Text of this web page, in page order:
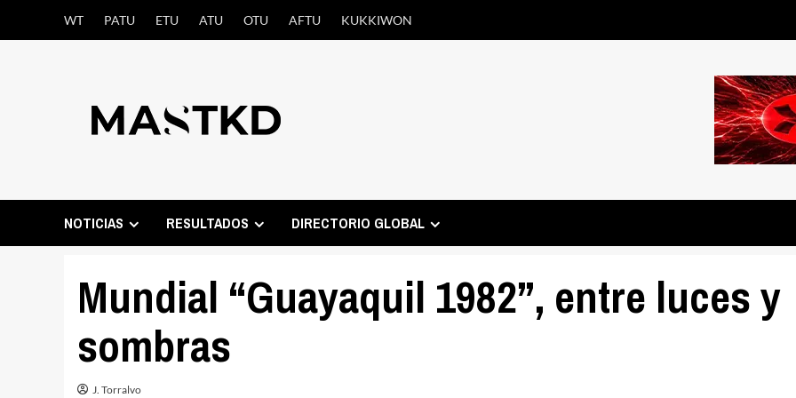
WT PATU ETU ATU OTU AFTU KUKKIWON
NOTICIAS RESULTADOS DIRECTORIO GLOBAL
Mundial “Guayaquil 1982”, entre luces y
sombras
J. Torralvo